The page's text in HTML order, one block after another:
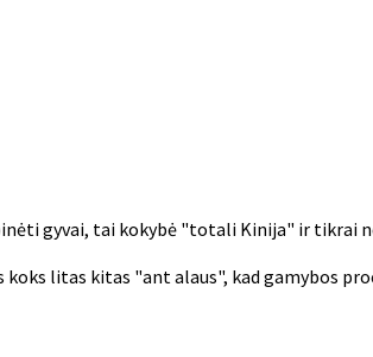
gyvai, tai kokybė "totali Kinija" ir tikrai
litas kitas "ant alaus", kad gamybos